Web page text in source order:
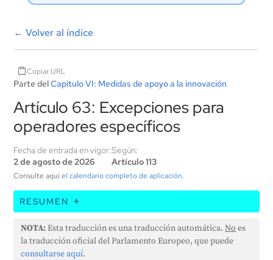
←Volver al índice
Copiar URL
Parte delCapítulo VI: Medidas de apoyo a la innovación
Artículo 63: Excepciones para
operadores específicos
Fecha de entrada en vigor:
2 de agosto de 2026
Según:
Artículo 113
Consulte aquíel calendario completo de aplicación.
RESUMEN
Este artículo establece que las pequeñas empresas
(microempresas) pueden seguir una versión
simplificada del sistema de gestión de la calidad
NOTA:Esta traducción es una traducción automática.No es
la traducción oficial del Parlamento Europeo, que puede
consultarse aquí.